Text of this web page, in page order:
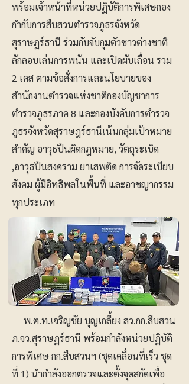
พร้อมเจ้าหน้าที่หน่วยปฏิบัติการพิเศษกอง
กำกับการสืบสวนตำรวจภูธรจังหวัด
สุราษฎร์ธานี ร่วมกับจับกุมตัวชาวต่างชาติ
ลักลอบเล่นการพนัน และเปิดผับเถื่อน รวม
2 เคส ตามข้อสั่งการและนโยบายของ
สำนักงานตำรวจแห่งชาติกองบัญชาการ
ตำรวจภูธรภาค 8 และกองบังคับการตำรวจ
ภูธรจังหวัดสุราษฎร์ธานีเน้นกลุ่มเป้าหมาย
สำคัญ อาวุธปืนผิดกฎหมาย, วัตถุระเบิด
,อาวุธปืนสงคราม ยาเสพติด การจัดระเบียบ
สังคม ผู้มีอิทธิพลในพื้นที่ และอาชญากรรม
ทุกประเภท
พ.ต.ท.เจริญชัย บุญเกลี้ยง สว.กก.สืบสวน
ภ.จว.สุราษฏร์ธานี พร้อมกำลังหน่วยปฏิบัติ
การพิเศษ กก.สืบสวนฯ (ชุดเคลื่อนที่เร็ว ชุด
ที่ 1) นำกำลังออกตรวจและตั้งจุดสกัดเพื่อ